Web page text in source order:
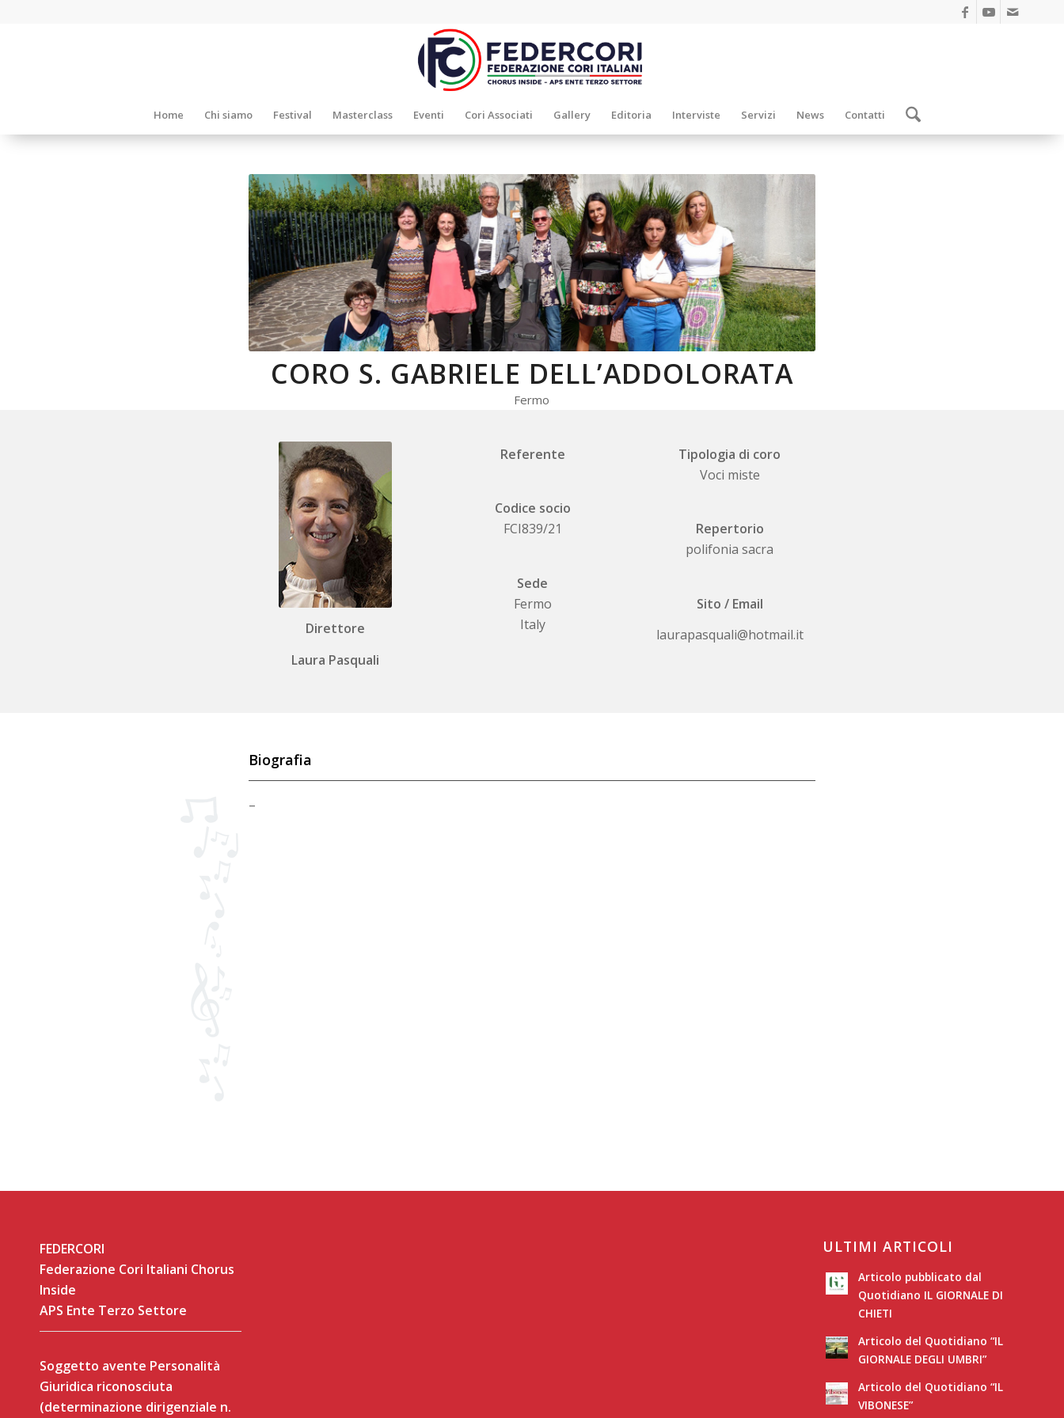
Home Chi siamo Festival Masterclass Eventi Cori Associati Gallery Editoria Interviste Servizi News Contatti
CORO S. GABRIELE DELL’ADDOLORATA
Fermo
Direttore
Laura Pasquali
Referente
Codice socio
FCI839/21
Sede
Fermo
Italy
Tipologia di coro
Voci miste
Repertorio
polifonia sacra
Sito / Email
laurapasquali@hotmail.it
Biografia
–
FEDERCORI
Federazione Cori Italiani Chorus
Inside
APS Ente Terzo Settore
Soggetto avente Personalità
Giuridica riconosciuta
(determinazione dirigenziale n.
ULTIMI ARTICOLI
Articolo pubblicato dal
Quotidiano IL GIORNALE DI
CHIETI
Articolo del Quotidiano “IL
GIORNALE DEGLI UMBRI”
Articolo del Quotidiano “IL
VIBONESE”